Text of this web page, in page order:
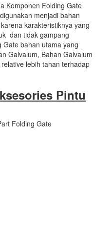
Komponen Folding Gate
menjadi bahan
karakteristiknya yang
dan tidak gampang
Gate bahan utama yang
Galvalum, Bahan Galvalum
lebih tahan terhadap
Pintu
Folding Gate